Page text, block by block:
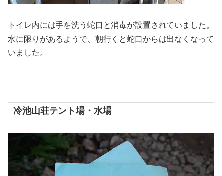
トイレ内には手を洗う蛇口と消毒が設置されていました。
水に限りがあるようで、朝行くと蛇口からは出なくなって
いました。
冷池山荘テント場・水場